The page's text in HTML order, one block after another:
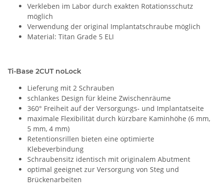
Verkleben im Labor durch exakten Rotationsschutz
möglich
Verwendung der original Implantatschraube möglich
Material: Titan Grade 5 ELI
Ti-Base 2CUT noLock
Lieferung mit 2 Schrauben
schlankes Design für kleine Zwischenräume
360° Freiheit auf der Versorgungs- und Implantatseite
maximale Flexibilität durch kürzbare Kaminhöhe (6 mm,
5 mm, 4 mm)
Retentionsrillen bieten eine optimierte
Klebeverbindung
Schraubensitz identisch mit originalem Abutment
optimal geeignet zur Versorgung von Steg und
Brückenarbeiten